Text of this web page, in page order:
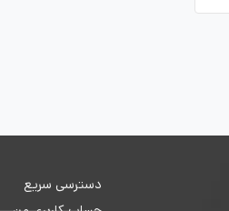
دسترسی سریع